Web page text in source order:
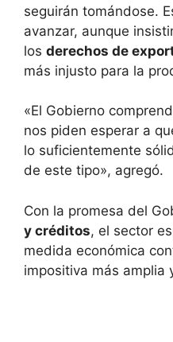
seguirán tomándose.
avanzar, aunque
los derechos de
más injusto para la
«El Gobierno
nos piden esperar a
lo suficientemente
de este tipo», agregó.
Con la promesa del
y créditos, el sector
medida económica
impositiva más amplia